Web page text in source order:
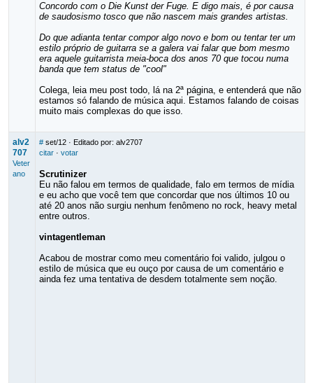
Concordo com o Die Kunst der Fuge. E digo mais, é por causa
de saudosismo tosco que não nascem mais grandes artistas.
Do que adianta tentar compor algo novo e bom ou tentar ter um
estilo próprio de guitarra se a galera vai falar que bom mesmo
era aquele guitarrista meia-boca dos anos 70 que tocou numa
banda que tem status de "cool"
Colega, leia meu post todo, lá na 2ª página, e entenderá que não
estamos só falando de música aqui. Estamos falando de coisas
muito mais complexas do que isso.
alv2
707
Veter
ano
# set/12· Editado por: alv2707
citar· votar
Scrutinizer
Eu não falou em termos de qualidade, falo em termos de mídia
e eu acho que você tem que concordar que nos últimos 10 ou
até 20 anos não surgiu nenhum fenômeno no rock, heavy metal
entre outros.
vintagentleman
Acabou de mostrar como meu comentário foi valido, julgou o
estilo de música que eu ouço por causa de um comentário e
ainda fez uma tentativa de desdem totalmente sem noção.